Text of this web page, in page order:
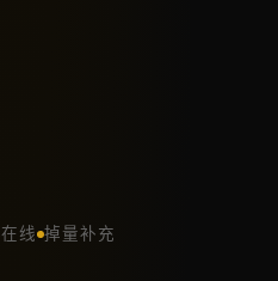
线 掉量补充